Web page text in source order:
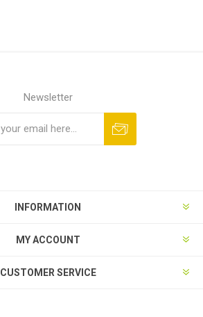
Newsletter
INFORMATION
MY ACCOUNT
CUSTOMER SERVICE